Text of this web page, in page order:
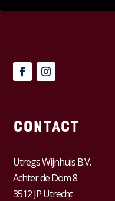
Contact
Utregs Wijnhuis B.V.
Achter de Dom 8
3512 JP Utrecht